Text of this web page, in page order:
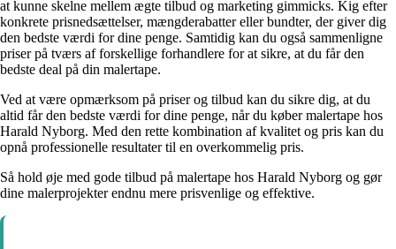
at kunne skelne mellem ægte tilbud og marketing gimmicks. Kig efter
konkrete prisnedsættelser, mængderabatter eller bundter, der giver dig
den bedste værdi for dine penge. Samtidig kan du også sammenligne
priser på tværs af forskellige forhandlere for at sikre, at du får den
bedste deal på din malertape.
Ved at være opmærksom på priser og tilbud kan du sikre dig, at du
altid får den bedste værdi for dine penge, når du køber malertape hos
Harald Nyborg. Med den rette kombination af kvalitet og pris kan du
opnå professionelle resultater til en overkommelig pris.
Så hold øje med gode tilbud på malertape hos Harald Nyborg og gør
dine malerprojekter endnu mere prisvenlige og effektive.